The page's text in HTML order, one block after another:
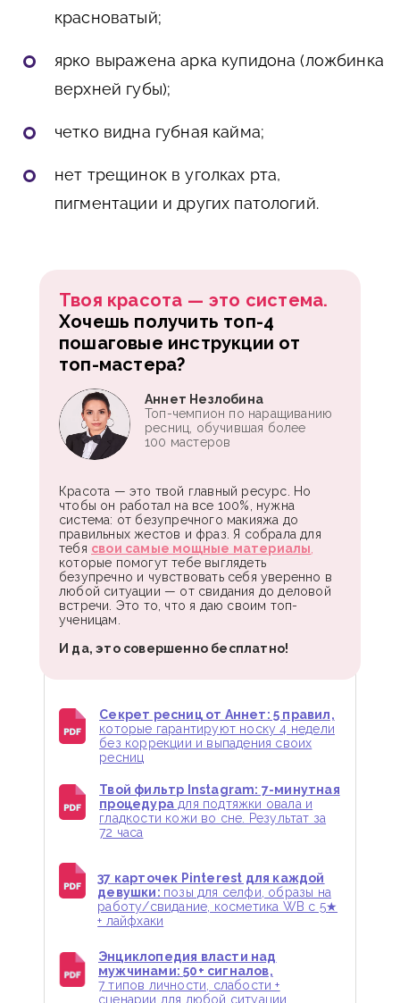
красноватый;
ярко выражена арка купидона (ложбинка
верхней губы);
четко видна губная кайма;
нет трещинок в уголках рта,
пигментации и других патологий.
Твоя красота — это система.
Хочешь получить топ-4
пошаговые инструкции от
топ-мастера?
Красота — это твой главный ресурс. Но
чтобы он работал на все 100%, нужна
система: от безупречного макияжа до
правильных жестов и фраз. Я собрала для
тебя свои самые мощные материалы
которые помогут тебе выглядеть
безупречно и чувствовать себя уверенно в
любой ситуации — от свидания до деловой
встречи. Это то, что я даю своим топ-
ученицам.
И да, это совершенно бесплатно!
Аннет Незлобина
Топ-чемпион по наращиванию
ресниц, обучившая более
100 мастеров
Секрет ресниц от Аннет: 5 правил,
которые гарантируют носку 4 недели
без коррекции и выпадения своих
ресниц
Твой фильтр Instagram: 7-минутная
процедурадля подтяжки овала и
гладкости кожи во сне. Результат за
72 часа
37 карточек Pinterest для каждой
девушки: позы для селфи, образы на
работу/свидание, косметика WB с 5★
+ лайфхаки
Энциклопедия власти над
мужчинами: 50+ сигналов,
7 типов личности, слабости +
сценарии для любой ситуации